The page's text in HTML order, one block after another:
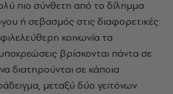
πιο σύνθετη από το δίλημμα
ή σεβασμός στις διαφορετικές
κοινωνία τα
βρίσκονται πάντα σε
διατηρούνται σε κάποια
μεταξύ δύο γειτόνων